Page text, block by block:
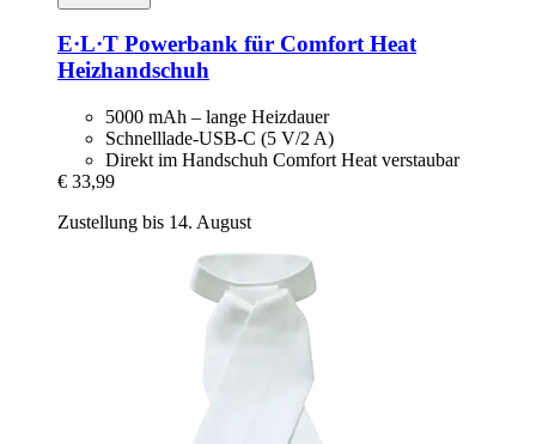
E·L·T Powerbank für Comfort Heat
Heizhandschuh
5000 mAh – lange Heizdauer
Schnelllade-USB-C (5 V/2 A)
Direkt im Handschuh Comfort Heat verstaubar
€ 33,99
Zustellung bis 14. August